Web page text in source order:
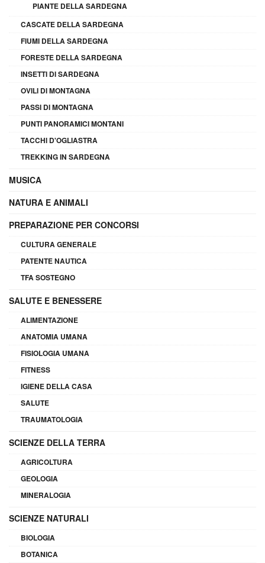
PIANTE DELLA SARDEGNA
CASCATE DELLA SARDEGNA
FIUMI DELLA SARDEGNA
FORESTE DELLA SARDEGNA
INSETTI DI SARDEGNA
OVILI DI MONTAGNA
PASSI DI MONTAGNA
PUNTI PANORAMICI MONTANI
TACCHI D'OGLIASTRA
TREKKING IN SARDEGNA
MUSICA
NATURA E ANIMALI
PREPARAZIONE PER CONCORSI
CULTURA GENERALE
PATENTE NAUTICA
TFA SOSTEGNO
SALUTE E BENESSERE
ALIMENTAZIONE
ANATOMIA UMANA
FISIOLOGIA UMANA
FITNESS
IGIENE DELLA CASA
SALUTE
TRAUMATOLOGIA
SCIENZE DELLA TERRA
AGRICOLTURA
GEOLOGIA
MINERALOGIA
SCIENZE NATURALI
BIOLOGIA
BOTANICA